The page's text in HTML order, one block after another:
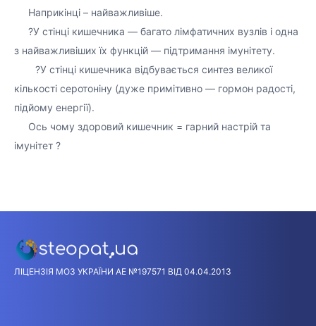
⠀⠀Наприкінці – найважливіше. ⠀
⠀⠀?У стінці кишечника — багато лімфатичних вузлів і одна
з найважливіших їх функцій — підтримання імунітету.
⠀⠀⠀?У стінці кишечника відбувається синтез великої
кількості серотоніну (дуже примітивно — гормон радості,
підйому енергії).
⠀⠀Ось чому здоровий кишечник = гарний настрій та
імунітет ?
ЛІЦЕНЗІЯ МОЗ УКРАЇНИ АЕ №197571 ВІД 04.04.2013